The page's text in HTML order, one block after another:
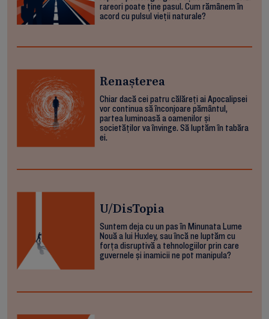
rareori poate ține pasul. Cum rămânem în
acord cu pulsul vieții naturale?
Renașterea
Chiar dacă cei patru călăreți ai Apocalipsei
vor continua să înconjoare pământul,
partea luminoasă a oamenilor și
societăților va învinge. Să luptăm în tabăra
ei.
U/DisTopia
Suntem deja cu un pas în Minunata Lume
Nouă a lui Huxley, sau încă ne luptăm cu
forța disruptivă a tehnologiilor prin care
guvernele și inamicii ne pot manipula?